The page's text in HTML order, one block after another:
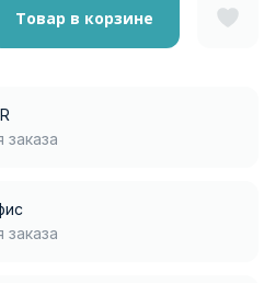
Товар в корзине